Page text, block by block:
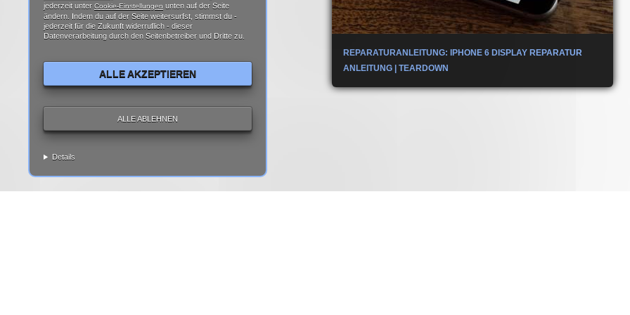
REPARATURANLEITUNG: IPHONE 6 DISPLAY REPARATUR
ANLEITUNG | TEARDOWN
jederzeit unter Cookie-Einstellungen unten auf der Seite
ändern. Indem du auf der Seite weitersurfst, stimmst du -
jederzeit für die Zukunft widerruflich - dieser
Datenverarbeitung durch den Seitenbetreiber und Dritte zu.
ALLE AKZEPTIEREN
ALLE ABLEHNEN
Details